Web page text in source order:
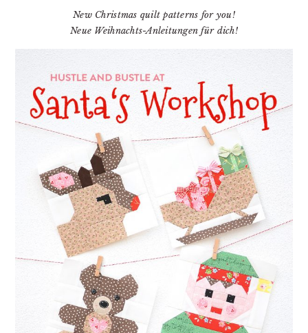
New Christmas quilt patterns for you!
Neue Weihnachts-Anleitungen für dich!